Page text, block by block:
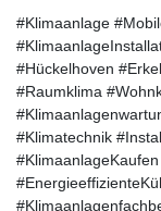
#Klimaanlage
#Hückelhoven
#Raumklima
#Klimatechnik